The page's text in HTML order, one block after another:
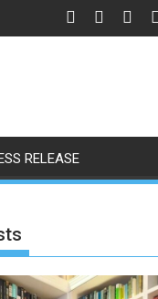
RELEASE